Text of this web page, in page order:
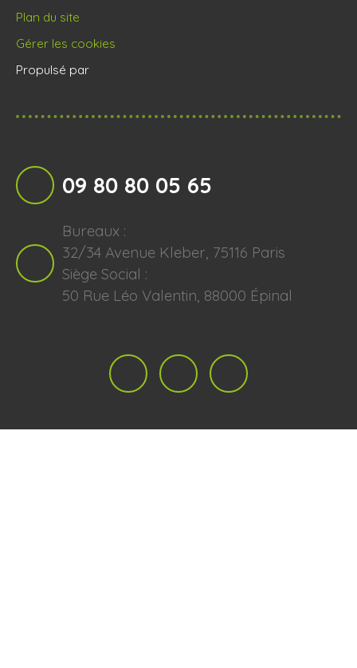
Plan du site
Gérer les cookies
Propulsé par
09 80 80 05 65
Bureaux :
32/34 Avenue Kleber, 75116 Paris
Siège Social :
50 Rue Léo Valentin, 88000 Épinal